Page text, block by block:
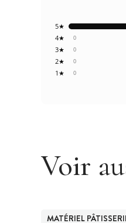
0
1★
0
2★
0
3★
0
4★
5★
Voir
MATÉRIEL